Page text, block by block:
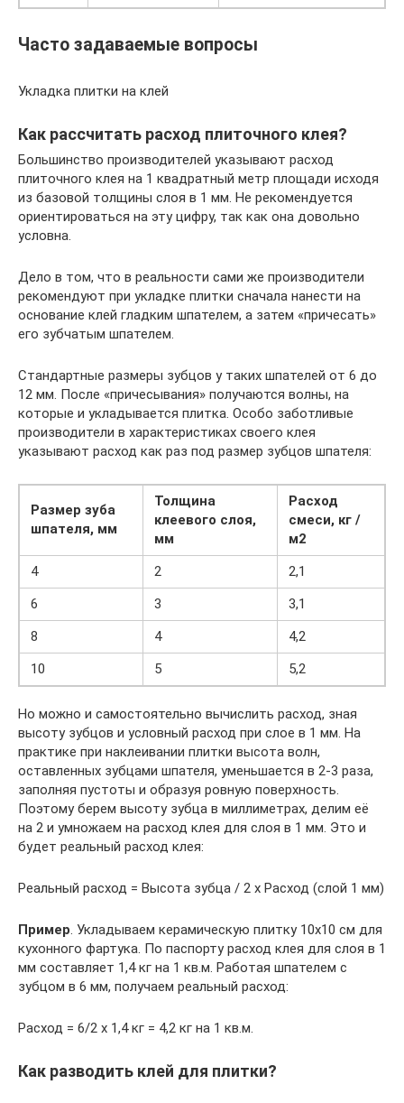
Часто задаваемые вопросы
Укладка плитки на клей
Как рассчитать расход плиточного клея?
Большинство производителей указывают расход
плиточного клея на 1 квадратный метр площади исходя
из базовой толщины слоя в 1 мм. Не рекомендуется
ориентироваться на эту цифру, так как она довольно
условна.
Дело в том, что в реальности сами же производители
рекомендуют при укладке плитки сначала нанести на
основание клей гладким шпателем, а затем «причесать»
его зубчатым шпателем.
Стандартные размеры зубцов у таких шпателей от 6 до
12 мм. После «причесывания» получаются волны, на
которые и укладывается плитка. Особо заботливые
производители в характеристиках своего клея
указывают расход как раз под размер зубцов шпателя:
Размер зуба
шпателя, мм
Толщина
клеевого слоя,
мм
Расход
смеси, кг /
м2
4
2
2,1
6
3
3,1
8
4
4,2
10
5 5,2
Но можно и самостоятельно вычислить расход, зная
высоту зубцов и условный расход при слое в 1 мм. На
практике при наклеивании плитки высота волн,
оставленных зубцами шпателя, уменьшается в 2-3 раза,
заполняя пустоты и образуя ровную поверхность.
Поэтому берем высоту зубца в миллиметрах, делим её
на 2 и умножаем на расход клея для слоя в 1 мм. Это и
будет реальный расход клея:
Реальный расход = Высота зубца / 2 х Расход (слой 1 мм)
Пример. Укладываем керамическую плитку 10х10 см для
кухонного фартука. По паспорту расход клея для слоя в 1
мм составляет 1,4 кг на 1 кв.м. Работая шпателем с
зубцом в 6 мм, получаем реальный расход:
Расход = 6/2 х 1,4 кг = 4,2 кг на 1 кв.м.
Как разводить клей для плитки?